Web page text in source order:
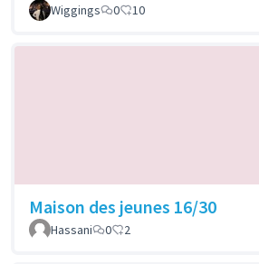
Wiggings 0 10
Maison des jeunes 16/30
Hassani
0 2